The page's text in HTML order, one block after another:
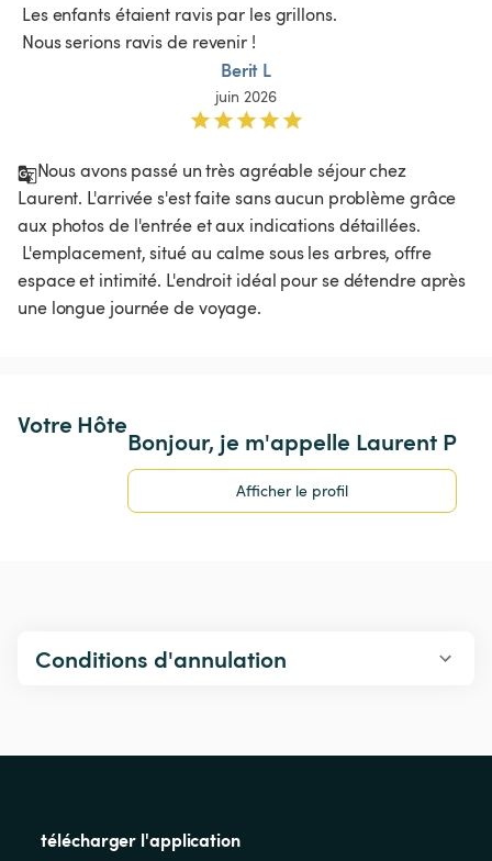
Nous serions ravis de revenir !
Berit L
juin 2026
Nous avons passé un très agréable séjour chez
Laurent. L'arrivée s'est faite sans aucun problème grâce
aux photos de l'entrée et aux indications détaillées.
espace et intimité. L'endroit idéal pour se détendre après
une longue journée de voyage.
Votre Hôte
Bonjour, je m'appelle Laurent P
Afficher le profil
Conditions d'annulation
télécharger l'application